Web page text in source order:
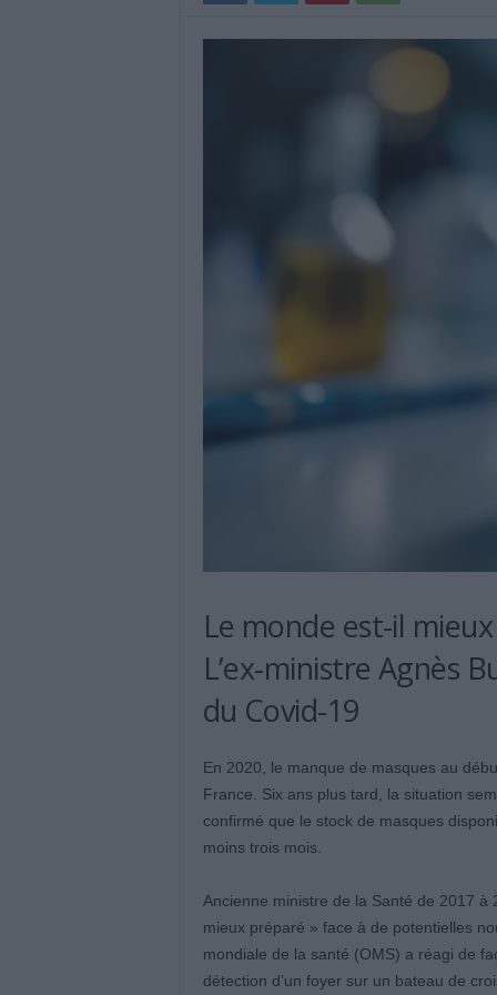
Le monde est-il
L’ex-ministre Agnès
du Covid-19
En 2020, le manque de masques au
France. Six ans plus tard, la situation
confirmé que le stock de masques
moins trois mois.
Ancienne ministre de la Santé de 2017 à
mieux préparé » face à de potentielles
mondiale de la santé (OMS) a réagi de
détection d’un foyer sur un bateau de